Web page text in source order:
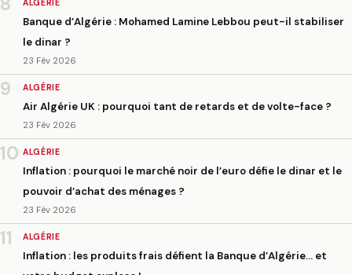
ALGÉRIE
Banque d’Algérie : Mohamed Lamine Lebbou peut-il stabiliser
le dinar ?
23 Fév 2026
9 ALGÉRIE
Air Algérie UK : pourquoi tant de retards et de volte-face ?
23 Fév 2026
10 ALGÉRIE
Inflation : pourquoi le marché noir de l’euro défie le dinar et le
pouvoir d’achat des ménages ?
23 Fév 2026
11 ALGÉRIE
Inflation : les produits frais défient la Banque d’Algérie… et